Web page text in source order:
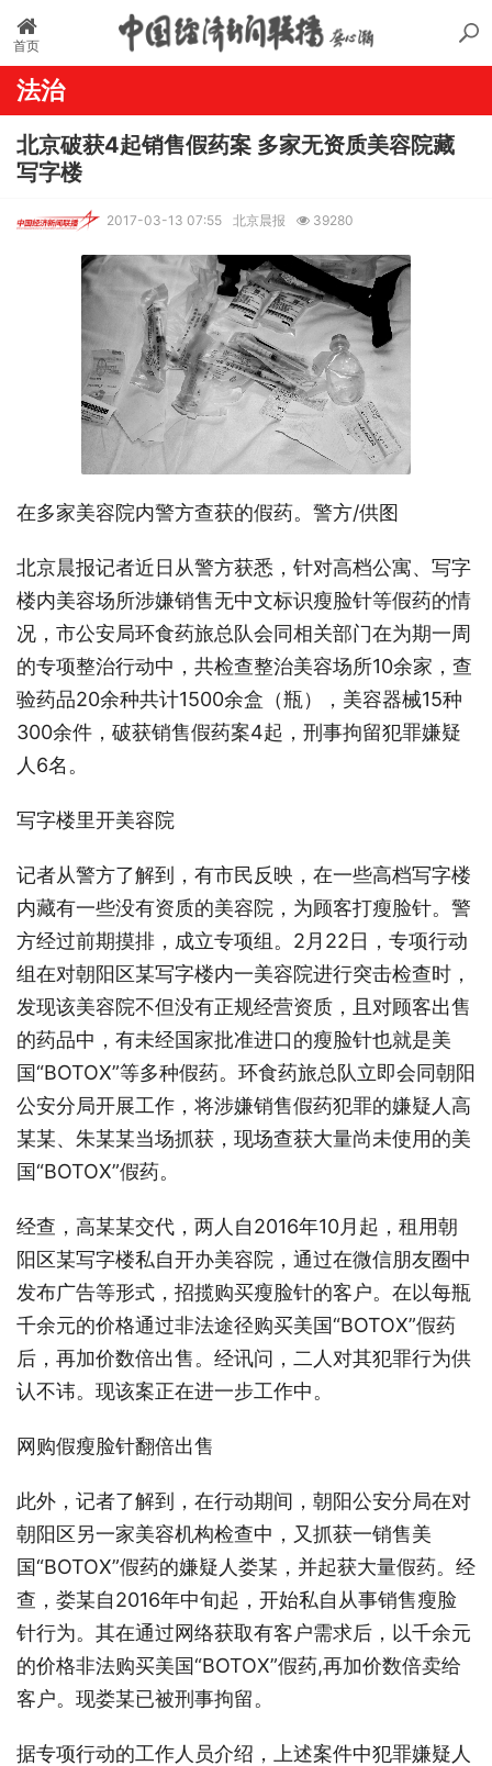
首页
法治
北京破获4起销售假药案 多家无资质美容院藏
写字楼
2017-03-13 07:55 北京晨报 39280
在多家美容院内警方查获的假药。警方/供图
北京晨报记者近日从警方获悉，针对高档公寓、写字
楼内美容场所涉嫌销售无中文标识瘦脸针等假药的情
况，市公安局环食药旅总队会同相关部门在为期一周
的专项整治行动中，共检查整治美容场所10余家，查
验药品20余种共计1500余盒（瓶），美容器械15种
300余件，破获销售假药案4起，刑事拘留犯罪嫌疑
人6名。
写字楼里开美容院
记者从警方了解到，有市民反映，在一些高档写字楼
内藏有一些没有资质的美容院，为顾客打瘦脸针。警
方经过前期摸排，成立专项组。2月22日，专项行动
组在对朝阳区某写字楼内一美容院进行突击检查时，
发现该美容院不但没有正规经营资质，且对顾客出售
的药品中，有未经国家批准进口的瘦脸针也就是美
国“BOTOX”等多种假药。环食药旅总队立即会同朝阳
公安分局开展工作，将涉嫌销售假药犯罪的嫌疑人高
某某、朱某某当场抓获，现场查获大量尚未使用的美
国“BOTOX”假药。
经查，高某某交代，两人自2016年10月起，租用朝
阳区某写字楼私自开办美容院，通过在微信朋友圈中
发布广告等形式，招揽购买瘦脸针的客户。在以每瓶
千余元的价格通过非法途径购买美国“BOTOX”假药
后，再加价数倍出售。经讯问，二人对其犯罪行为供
认不讳。现该案正在进一步工作中。
网购假瘦脸针翻倍出售
此外，记者了解到，在行动期间，朝阳公安分局在对
朝阳区另一家美容机构检查中，又抓获一销售美
国“BOTOX”假药的嫌疑人娄某，并起获大量假药。经
查，娄某自2016年中旬起，开始私自从事销售瘦脸
针行为。其在通过网络获取有客户需求后，以千余元
的价格非法购买美国“BOTOX”假药,再加价数倍卖给
客户。现娄某已被刑事拘留。
据专项行动的工作人员介绍，上述案件中犯罪嫌疑人